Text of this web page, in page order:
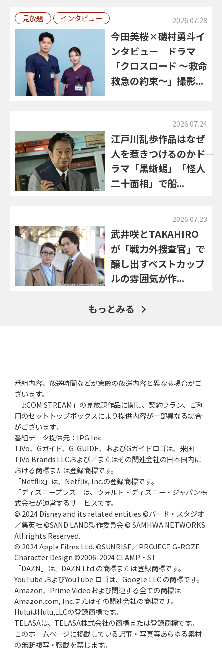
見放題 インタビュー 2026.07.28
今田美桜×磯村勇斗イ
ンタビュー ドラマ
「クロスロード ～救命
救急の約束～」撮影...
2026.07.24
江戸川乱歩作品はなぜ
人を惹きつけるのか――ド
ラマ「黒蜥蜴」「怪人
二十面相」で船...
2026.07.23
武井咲とTAKAHIRO
が「戦力外捜査官」で
醸し出すベストカップ
ルの雰囲気が作...
もっとみる
番組内容、放送時間などが実際の放送内容と異なる場合がご
ざいます。
「J:COM STREAM」の見放題作品に関し、契約プラン、ご利
用のセットトップボックスにより提供内容が一部異なる場合
がございます。
番組データ提供元：IPG Inc.
TiVo、Gガイド、G-GUIDE、およびGガイドロゴは、米国
TiVo Brands LLCおよび／またはその関連会社の日本国内に
おける商標または登録商標です。
「Netflix」は、Netflix, Inc.の登録商標です。
「ディズニープラス」は、ウォルト・ディズニー・ジャパン株
式会社が運営するサービスです。
© 2024 Disney and its related entities ©バード・スタジオ
／集英社 ©SAND LAND製作委員会 © SAMHWA NETWORKS.
All rights Reserved.
© 2024 Apple Films Ltd. ©SUNRISE／PROJECT G-ROZE
Character Design ©2006-2024 CLAMP・ST
「DAZN」は、DAZN Ltd.の商標または登録商標です。
YouTube およびYouTube ロゴは、Google LLC の商標です。
Amazon、Prime Videoおよび関連する全ての商標は
Amazon.com, Inc.またはその関連会社の商標です。
HuluはHulu,LLCの登録商標です。
TELASAは、TELASA株式会社の商標または登録商標です。
このホームページに掲載している記事・写真等あらゆる素材
の無断複写・転載を禁じます。